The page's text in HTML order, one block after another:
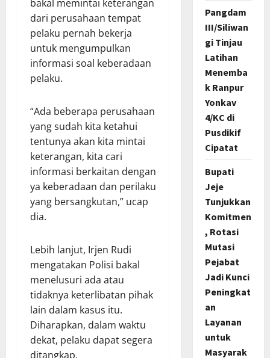
bakal memintai keterangan
dari perusahaan tempat
pelaku pernah bekerja
untuk mengumpulkan
informasi soal keberadaan
pelaku.
“Ada beberapa perusahaan
yang sudah kita ketahui
tentunya akan kita mintai
keterangan, kita cari
informasi berkaitan dengan
ya keberadaan dan perilaku
yang bersangkutan,” ucap
dia.
Lebih lanjut, Irjen Rudi
mengatakan Polisi bakal
menelusuri ada atau
tidaknya keterlibatan pihak
lain dalam kasus itu.
Diharapkan, dalam waktu
dekat, pelaku dapat segera
ditangkap.
Pangdam
III/Siliwan
gi Tinjau
Latihan
Menemba
k Ranpur
Yonkav
4/KC di
Pusdikif
Cipatat
Bupati
Jeje
Tunjukkan
Komitmen
, Rotasi
Mutasi
Pejabat
Jadi Kunci
Peningkat
an
Layanan
untuk
Masyarak